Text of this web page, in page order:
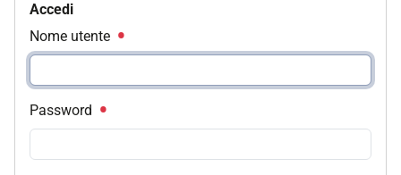
Accedi
Nome utente
Password